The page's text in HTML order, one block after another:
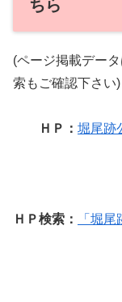
ちら
(ページ掲載デー
索もご確認下さい)
ＨＰ： 堀尾跡
ＨＰ検索： 「堀